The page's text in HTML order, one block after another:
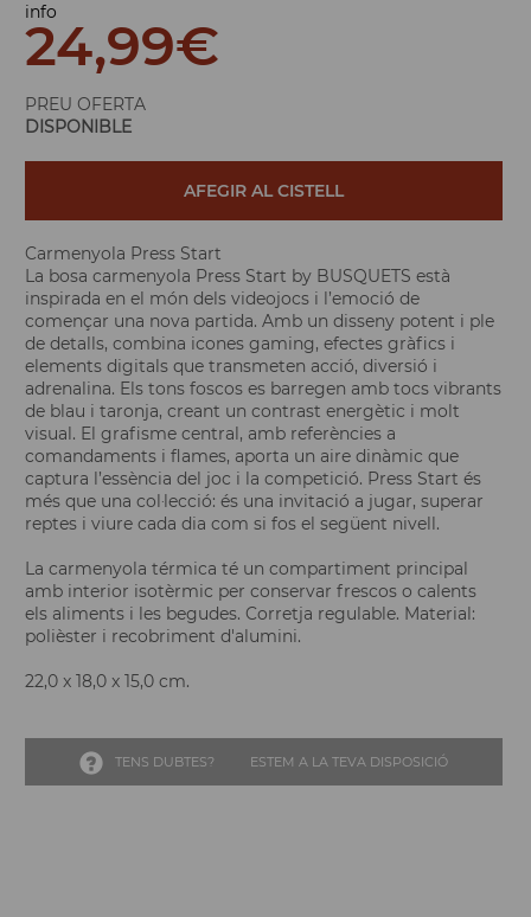
info
24,99€
PREU OFERTA
DISPONIBLE
AFEGIR AL CISTELL
Carmenyola Press Start
La bosa carmenyola Press Start by BUSQUETS està
inspirada en el món dels videojocs i l’emoció de
començar una nova partida. Amb un disseny potent i ple
de detalls, combina icones gaming, efectes gràfics i
elements digitals que transmeten acció, diversió i
adrenalina. Els tons foscos es barregen amb tocs vibrants
de blau i taronja, creant un contrast energètic i molt
visual. El grafisme central, amb referències a
comandaments i flames, aporta un aire dinàmic que
captura l’essència del joc i la competició. Press Start és
més que una col·lecció: és una invitació a jugar, superar
reptes i viure cada dia com si fos el següent nivell.
La carmenyola térmica té un compartiment principal
amb interior isotèrmic per conservar frescos o calents
els aliments i les begudes. Corretja regulable. Material:
polièster i recobriment d'alumini.
22,0 x 18,0 x 15,0 cm.
TENS DUBTES? ESTEM A LA TEVA DISPOSICIÓ